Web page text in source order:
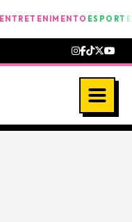
ENTRETENIMENTO